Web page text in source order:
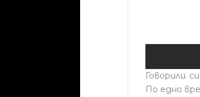
Говорили
По едно